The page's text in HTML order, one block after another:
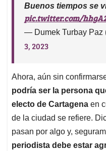
Buenos tiempos se
pic.twitter.com/
— Dumek Turbay Paz
3, 2023
Ahora, aún sin
podría ser la persona
electo de Cartagena en
de la ciudad se refiere.
pasan por algo y,
periodista debe estar